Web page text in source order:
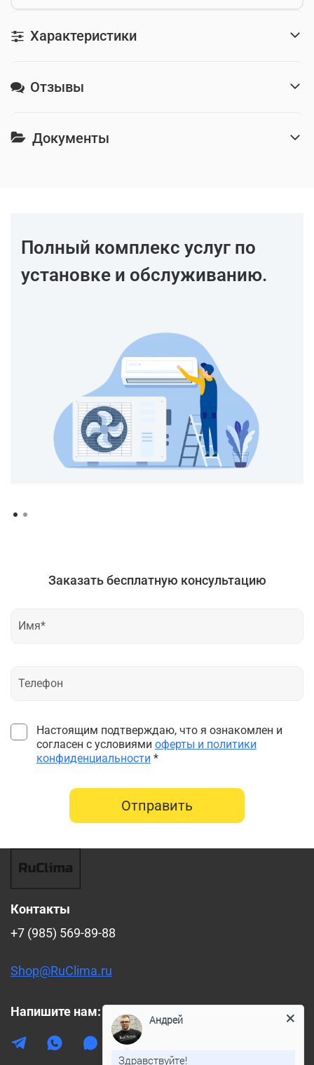
Характеристики
Отзывы
Документы
Полный комплекс услуг по
установке и обслуживанию.
Заказать бесплатную консультацию
Настоящим подтверждаю, что я ознакомлен и
согласен с условиями оферты и политики
конфиденциальности *
Отправить
Контакты
+7 (985) 569-89-88
Shop@RuClima.ru
Напишите нам:
Андрей
Здравствуйте!